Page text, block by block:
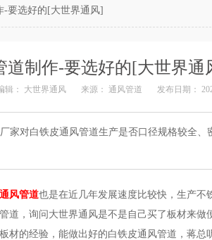
-要选好的[大世界通风]
道制作-要选好的[大世界通
辑： 大世界通风 来源： 通风管道 发布日期：
家对白铁皮通风管道生产是否口径规格较全、
风管道也是在近几年发展速度比较快，生产不
道，询问大世界通风是不是自己买了板材来做
的经验，能做出好的白铁皮通风管道，蒋总